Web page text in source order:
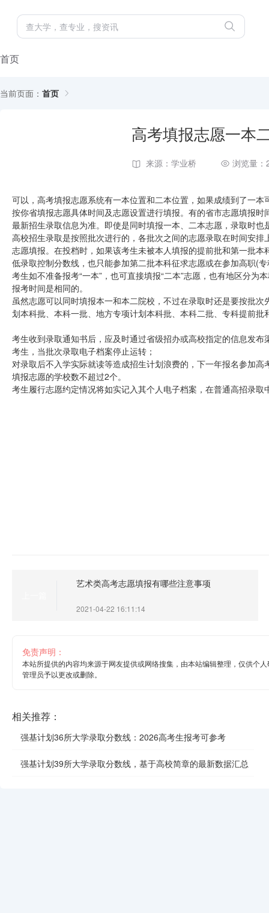
首页
当前页面： 首页
高考填报志愿一本
来源：学业桥 浏览量：
可以，高考填报志愿系统有一本位置和二本位置，如果成绩到了一
按你省填报志愿具体时间及志愿设置进行填报。有的省市志愿填报
最新招生录取信息为准。即使是同时填报一本、二本志愿，录取时
高校招生录取是按照批次进行的，各批次之间的志愿录取在时间安
志愿填报。在投档时，如果该考生未被本人填报的提前批和第一批
低录取控制分数线，也只能参加第二批本科征求志愿或在参加高职(
考生如不准备报考“一本”，也可直接填报“二本”志愿，也有地区分
报考时间是相同的。
虽然志愿可以同时填报本一和本二院校，不过在录取时还是要按批
划本科批、本科一批、地方专项计划本科批、本科二批、专科提前批
考生收到录取通知书后，应及时通过省级招办或高校指定的信息发
考生，当批次录取电子档案停止运转；
对录取后不入学实际就读等造成招生计划浪费的，下一年报名参加
填报志愿的学校数不超过2个。
考生履行志愿约定情况将如实记入其个人电子档案，在普通高招录
艺术类高考志愿填报有哪些注意事项
2021-04-22 16:11:14
免责声明：
本站所提供的内容均来源于网友提供或网络搜集，由本站编辑整理，仅供个
管理员予以更改或删除。
相关推荐：
强基计划36所大学录取分数线：2026高考生报考可参考
强基计划39所大学录取分数线，基于高校简章的最新数据汇总